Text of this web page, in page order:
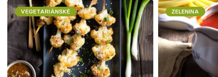
VEGETARIÁNSKÉ ZELENINA